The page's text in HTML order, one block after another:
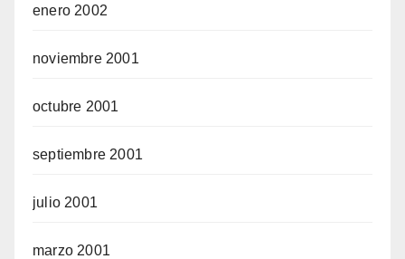
enero 2002
noviembre 2001
octubre 2001
septiembre 2001
julio 2001
marzo 2001